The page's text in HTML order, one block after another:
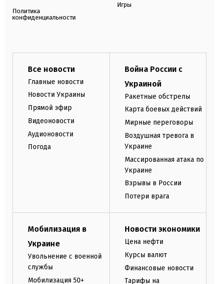
Политика
конфиденциальности
Игры
Все новости
Главные новости
Новости Украины
Прямой эфир
Видеоновости
Аудионовости
Погода
Война России с
Украиной
Ракетные обстрелы
Карта боевых действий
Мирные переговоры
Воздушная тревога в
Украине
Массированная атака по
Украине
Взрывы в России
Потери врага
Мобилизация в
Украине
Увольнение с военной
службы
Мобилизация 50+
Новости экономики
Цена нефти
Курсы валют
Финансовые новости
Тарифы на